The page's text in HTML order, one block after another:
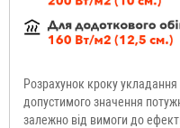
Розрахунок кроку
допустимого значення
залежно від вимоги до